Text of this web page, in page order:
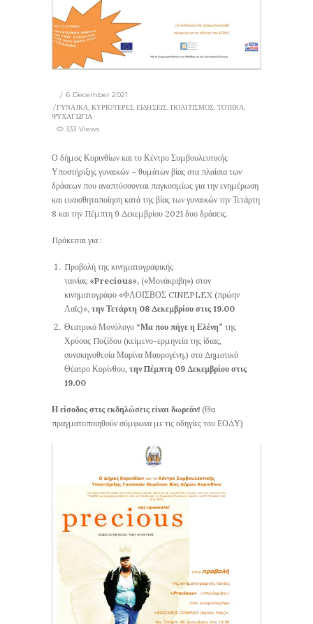
6 December 2021
ΓΥΝΑΙΚΑ,ΚΥΡΙΟΤΕΡΕΣ ΕΙΔΗΣΕΙΣ,ΠΟΛΙΤΙΣΜΟΣ,ΤΟΠΙΚΑ,
ΨΥΧΑΓΩΓΙΑ
333 Views
Ο δήμος Κορινθίων και το Κέντρο Συμβουλευτικής
Υποστήριξης γυναικών – θυμάτων βίας στα πλαίσια των
δράσεων που αναπτύσσονται παγκοσμίως για την ενημέρωση
και ευαισθητοποίηση κατά της βίας των γυναικών την Τετάρτη
8 και την Πέμπτη 9 Δεκεμβρίου 2021 δυο δράσεις.
Πρόκειται για :
Προβολή της κινηματογραφικής
ταινίας «Precious», («Μονάκριβη») στον
κινηματογράφο «ΦΛΟΙΣΒΟΣ CINEPLEX (πρώην
Λαϊς)», την Τετάρτη 08 Δεκεμβρίου στις 19.00
Θεατρικό Μονόλογο “Μα που πήγε η Ελένη” της
Χρύσας Ποζίδου (κείμενο-ερμηνεία της ίδιας,
συνσκηνοθεσία Μαρίνα Μαυρογένη,) στο Δημοτικό
Θέατρο Κορίνθου, την Πέμπτη 09 Δεκεμβρίου στις
19.00
Η είσοδος στις εκδηλώσεις είναι δωρεάν! (Θα
πραγματοποιηθούν σύμφωνα με τις οδηγίες του ΕΟΔΥ)